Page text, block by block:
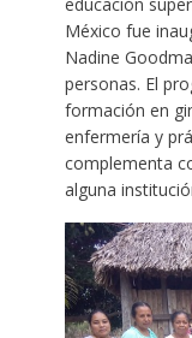
México fue
Nadine
personas. El
formación en
enfermería y
complementa
alguna